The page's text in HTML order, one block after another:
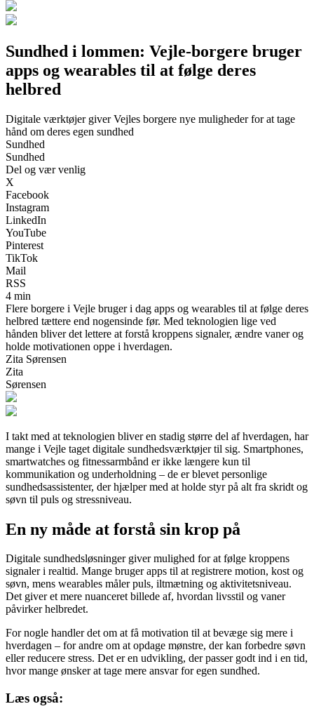
Sundhed i lommen: Vejle-borgere bruger
apps og wearables til at følge deres
helbred
Digitale værktøjer giver Vejles borgere nye muligheder for at tage
hånd om deres egen sundhed
Sundhed
Sundhed
Del og vær venlig
X
Facebook
Instagram
LinkedIn
YouTube
Pinterest
TikTok
Mail
RSS
4 min
Flere borgere i Vejle bruger i dag apps og wearables til at følge deres
helbred tættere end nogensinde før. Med teknologien lige ved
hånden bliver det lettere at forstå kroppens signaler, ændre vaner og
holde motivationen oppe i hverdagen.
Zita Sørensen
Zita
Sørensen
I takt med at teknologien bliver en stadig større del af hverdagen, har
mange i Vejle taget digitale sundhedsværktøjer til sig. Smartphones,
smartwatches og fitnessarmbånd er ikke længere kun til
kommunikation og underholdning – de er blevet personlige
sundhedsassistenter, der hjælper med at holde styr på alt fra skridt og
søvn til puls og stressniveau.
En ny måde at forstå sin krop på
Digitale sundhedsløsninger giver mulighed for at følge kroppens
signaler i realtid. Mange bruger apps til at registrere motion, kost og
søvn, mens wearables måler puls, iltmætning og aktivitetsniveau.
Det giver et mere nuanceret billede af, hvordan livsstil og vaner
påvirker helbredet.
For nogle handler det om at få motivation til at bevæge sig mere i
hverdagen – for andre om at opdage mønstre, der kan forbedre søvn
eller reducere stress. Det er en udvikling, der passer godt ind i en tid,
hvor mange ønsker at tage mere ansvar for egen sundhed.
Læs også: